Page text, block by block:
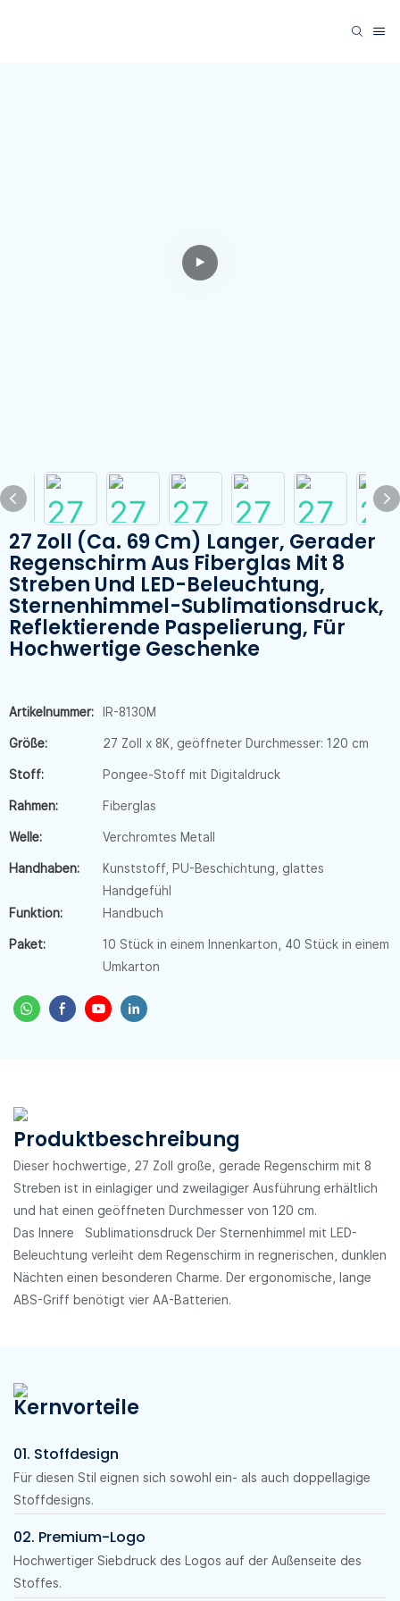
27 Zoll (ca. 69 Cm) Langer, Gerader
Regenschirm Aus Fiberglas Mit 8
Streben Und LED-Beleuchtung,
Sternenhimmel-Sublimationsdruck,
Reflektierende Paspelierung, Für
Hochwertige Geschenke
Artikelnummer: IR-8130M
Größe: 27 Zoll x 8K, geöffneter Durchmesser: 120 cm
Stoff: Pongee-Stoff mit Digitaldruck
Rahmen: Fiberglas
Welle: Verchromtes Metall
Handhaben:
Kunststoff, PU-Beschichtung, glattes
Handgefühl
Funktion:
Handbuch
Paket:
10 Stück in einem Innenkarton, 40 Stück in einem
Umkarton
Produktbeschreibung
Dieser hochwertige, 27 Zoll große, gerade Regenschirm mit 8
Streben ist in einlagiger und zweilagiger Ausführung erhältlich
und hat einen geöffneten Durchmesser von 120 cm.
Das Innere
Sublimationsdruck Der Sternenhimmel mit LED-
Beleuchtung verleiht dem Regenschirm in regnerischen, dunklen
Nächten einen besonderen Charme. Der ergonomische, lange
ABS-Griff benötigt vier AA-Batterien.
Kernvorteile
01. Stoffdesign
Für diesen Stil eignen sich sowohl ein- als auch doppellagige
Stoffdesigns.
02. Premium-Logo
Hochwertiger Siebdruck des Logos auf der Außenseite des
Stoffes.